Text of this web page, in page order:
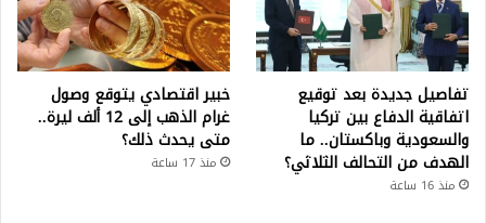
تفاصيل جديدة بعد توقيع
اتفاقية الدفاع بين تركيا
والسعودية وباكستان.. ما
الهدف من التحالف الثلاثي؟
منذ 16 ساعة
خبير اقتصادي يتوقع وصول
غرام الذهب إلى 12 ألف ليرة..
متى يحدث ذلك؟
منذ 17 ساعة